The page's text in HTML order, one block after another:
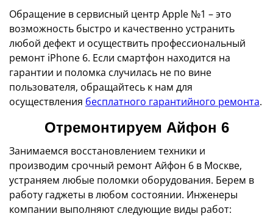
Обращение в сервисный центр Apple №1 – это
возможность быстро и качественно устранить
любой дефект и осуществить профессиональный
ремонт iPhone 6. Если смартфон находится на
гарантии и поломка случилась не по вине
пользователя, обращайтесь к нам для
осуществления бесплатного гарантийного ремонта.
Отремонтируем Айфон 6
Занимаемся восстановлением техники и
производим срочный ремонт Айфон 6 в Москве,
устраняем любые поломки оборудования. Берем в
работу гаджеты в любом состоянии. Инженеры
компании выполняют следующие виды работ: